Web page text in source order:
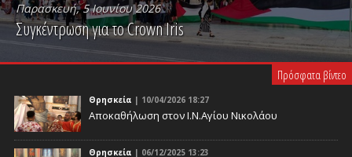
Παρασκευή, 5 Ιουνίου 2026
Συγκέντρωση για το Crown Iris
PLAY VIDEO
Πρόσφατα βίντεο
Θρησκεία | 10/04/2026 18:27
Αποκαθήλωση στον Ι.Ν.Αγίου Νικολάου
Θρησκεία | 06/12/2025 13:23